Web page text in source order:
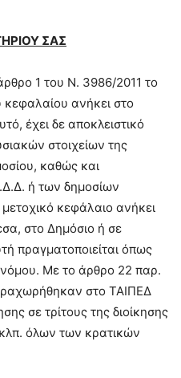
ΣΑΣ
1 του Ν. 3986/2011 το
κεφαλαίου ανήκει στο
έχει δε αποκλειστικό
στοιχείων της
καθώς και
ή των δημοσίων
κεφάλαιο ανήκει
στο Δημόσιο ή σε
πραγματοποιείται όπως
νόμου. Με το άρθρο 22 παρ.
στο ΤΑΙΠΕΔ
σε τρίτους της διοίκησης
όλων των κρατικών